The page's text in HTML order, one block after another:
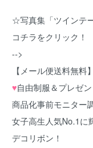
☆写真集「ツインテ
コチラをクリック！
-->
【メール便送料無料】
♥自由制服＆プレゼ
商品化事前モニター
女子高生人気No.1に
デコリボン！